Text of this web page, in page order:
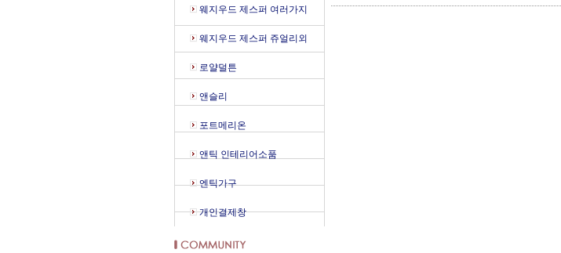
웨지우드 제스퍼 여러가지
웨지우드 제스퍼 쥬얼리외
로얄덜튼
앤슬리
포트메리온
앤틱 인테리어소품
엔틱가구
개인결제창